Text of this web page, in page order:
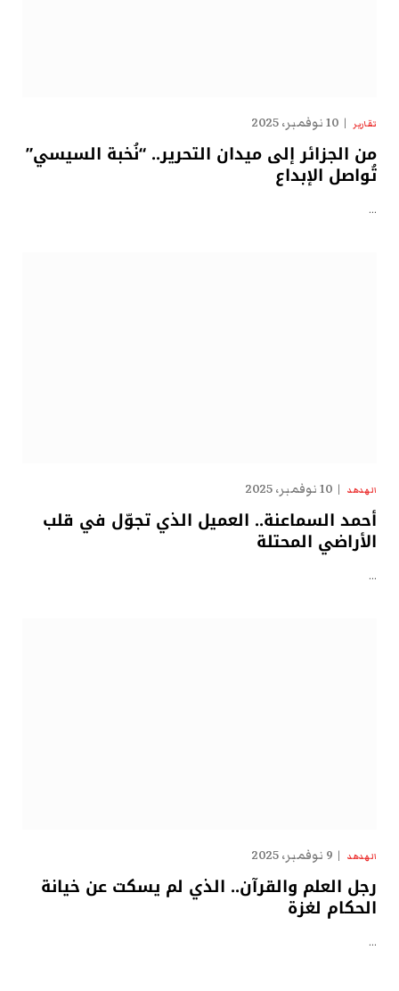
تقارير 10 نوفمبر، 2025
من الجزائر إلى ميدان التحرير.. “نُخبة السيسي”
تُواصل الإبداع
…
الهدهد 10 نوفمبر، 2025
أحمد السماعنة.. العميل الذي تجوّل في قلب
الأراضي المحتلة
…
الهدهد 9 نوفمبر، 2025
رجل العلم والقرآن.. الذي لم يسكت عن خيانة
الحكام لغزة
…